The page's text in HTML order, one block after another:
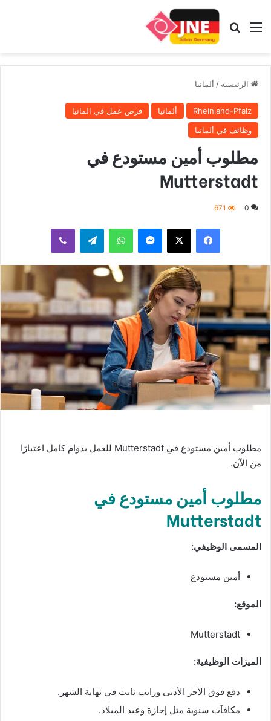
القائمة بحث عن
الرئيسية / ألمانيا
Rheinland-Pfalz ألمانيا
فرص عمل في المانيا
وظائف في ألمانيا
مطلوب أمين مستودع في
Mutterstadt
0
671
فيسبوك واتساب
مطلوب أمين مستودع في Mutterstadt للعمل بدوام كامل اعتبارًا
من الآن.
مطلوب أمين مستودع في
Mutterstadt
المسمى الوظيفي:
أمين مستودع
الموقع:
Mutterstadt
الميزات الوظيفية:
دفع فوق الأجر الأدنى وراتب ثابت في نهاية الشهر.
مكافآت سنوية مثل إجازة وعيد الميلاد.